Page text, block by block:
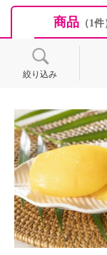
商品（1件
絞り込み